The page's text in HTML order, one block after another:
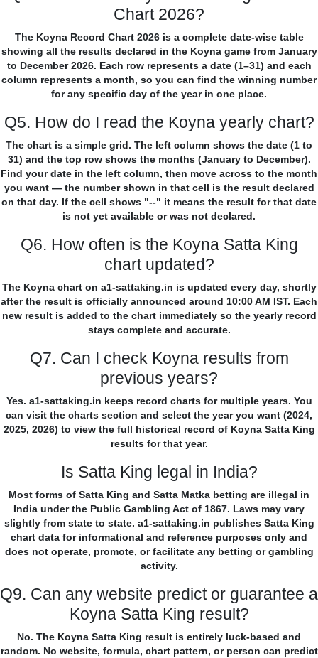
Chart 2026?
The Koyna Record Chart 2026 is a complete date-wise table
showing all the results declared in the Koyna game from January
to December 2026. Each row represents a date (1–31) and each
column represents a month, so you can find the winning number
for any specific day of the year in one place.
Q5. How do I read the Koyna yearly chart?
The chart is a simple grid. The left column shows the date (1 to
31) and the top row shows the months (January to December).
Find your date in the left column, then move across to the month
you want — the number shown in that cell is the result declared
on that day. If the cell shows "--" it means the result for that date
is not yet available or was not declared.
Q6. How often is the Koyna Satta King
chart updated?
The Koyna chart on a1-sattaking.in is updated every day, shortly
after the result is officially announced around 10:00 AM IST. Each
new result is added to the chart immediately so the yearly record
stays complete and accurate.
Q7. Can I check Koyna results from
previous years?
Yes. a1-sattaking.in keeps record charts for multiple years. You
can visit the charts section and select the year you want (2024,
2025, 2026) to view the full historical record of Koyna Satta King
results for that year.
Is Satta King legal in India?
Most forms of Satta King and Satta Matka betting are illegal in
India under the Public Gambling Act of 1867. Laws may vary
slightly from state to state. a1-sattaking.in publishes Satta King
chart data for informational and reference purposes only and
does not operate, promote, or facilitate any betting or gambling
activity.
Q9. Can any website predict or guarantee a
Koyna Satta King result?
No. The Koyna Satta King result is entirely luck-based and
random. No website, formula, chart pattern, or person can predict